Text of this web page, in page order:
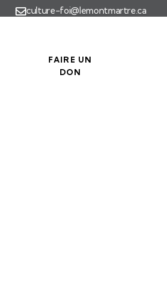
culture-foi@lemontmartre.ca
FAIRE UN
DON